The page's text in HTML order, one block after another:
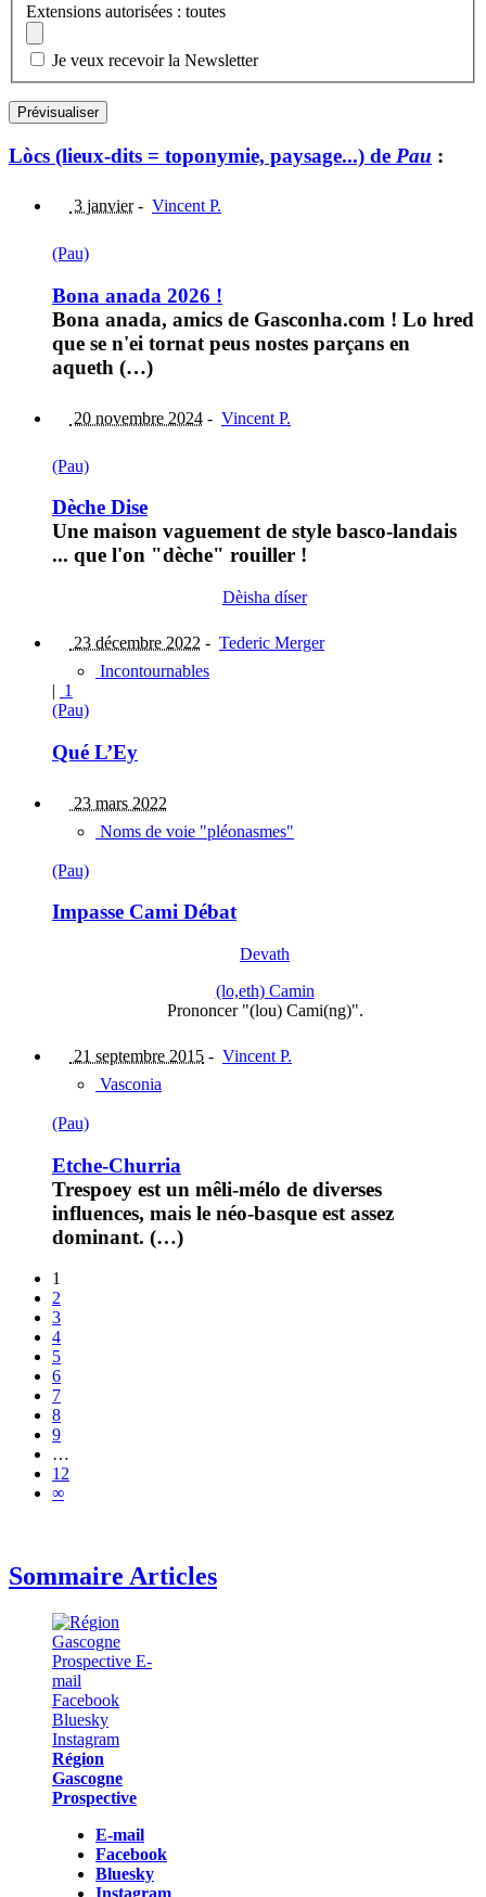
Extensions autorisées : toutes
Je veux recevoir la Newsletter
Lòcs (lieux-dits = toponymie, paysage...) de Pau :
3 janvier- Vincent P.
(Pau)
Bona anada 2026 !
Bona anada, amics de Gasconha.com ! Lo hred
que se n'ei tornat peus nostes parçans en
aqueth (…)
20 novembre 2024 - Vincent P.
(Pau)
Dèche Dise
Une maison vaguement de style basco-landais
... que l'on "dèche" rouiller !
Dèisha díser
23 décembre 2022 - Tederic Merger
Incontournables
| 1
(Pau)
Qué L’Ey
23 mars 2022
Noms de voie "pléonasmes"
(Pau)
Impasse Cami Débat
Devath
(lo,eth) Camin
Prononcer "(lou) Cami(ng)".
21 septembre 2015 - Vincent P.
Vasconia
(Pau)
Etche-Churria
Trespoey est un mêli-mélo de diverses
influences, mais le néo-basque est assez
dominant. (…)
1
2
3
4
5
6
7
8
9
…
12
∞
Sommaire Articles
Région
Gascogne
Prospective
E-mail
Facebook
Bluesky